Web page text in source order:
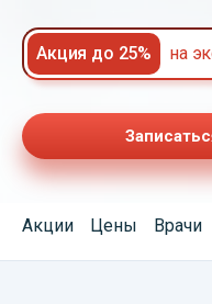
Акция до 25% на
Акции Цены Врачи